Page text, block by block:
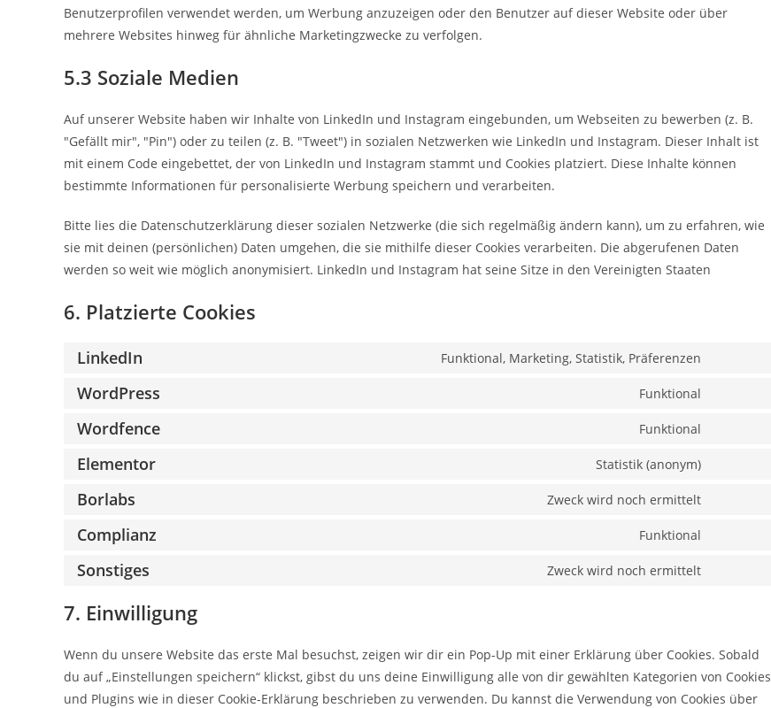
Benutzerprofilen verwendet werden, um Werbung anzuzeigen oder den Benutzer auf dieser Website oder über
mehrere Websites hinweg für ähnliche Marketingzwecke zu verfolgen.
5.3 Soziale Medien
Auf unserer Website haben wir Inhalte von LinkedIn und Instagram eingebunden, um Webseiten zu bewerben (z. B.
"Gefällt mir", "Pin") oder zu teilen (z. B. "Tweet") in sozialen Netzwerken wie LinkedIn und Instagram. Dieser Inhalt ist
mit einem Code eingebettet, der von LinkedIn und Instagram stammt und Cookies platziert. Diese Inhalte können
bestimmte Informationen für personalisierte Werbung speichern und verarbeiten.
Bitte lies die Datenschutzerklärung dieser sozialen Netzwerke (die sich regelmäßig ändern kann), um zu erfahren, wie
sie mit deinen (persönlichen) Daten umgehen, die sie mithilfe dieser Cookies verarbeiten. Die abgerufenen Daten
werden so weit wie möglich anonymisiert. LinkedIn und Instagram hat seine Sitze in den Vereinigten Staaten
6. Platzierte Cookies
LinkedIn Funktional, Marketing, Statistik, Präferenzen
WordPress Funktional
Wordfence Funktional
Elementor Statistik (anonym)
Borlabs Zweck wird noch ermittelt
Complianz Funktional
Sonstiges Zweck wird noch ermittelt
sonstiges
7. Einwilligung
Wenn du unsere Website das erste Mal besuchst, zeigen wir dir ein Pop-Up mit einer Erklärung über Cookies. Sobald
du auf „Einstellungen speichern“ klickst, gibst du uns deine Einwilligung alle von dir gewählten Kategorien von Cookies
und Plugins wie in dieser Cookie-Erklärung beschrieben zu verwenden. Du kannst die Verwendung von Cookies über